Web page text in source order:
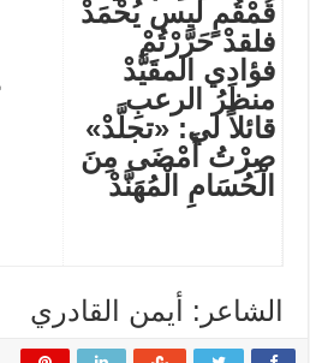
قُمْقُمٍ ليس يُحْمَدْ
فلقدْ حَرَّرْتُمْ
فؤادِي المقَيَّدْ
منظرُ الرعبِ
قائلاً لي: «تجلَّدْ»
صِرْتُ أَمْضَى مِنَ
الْحُسَامِ الْمُهَنَّدْ
الشاعر: أيمن القادري